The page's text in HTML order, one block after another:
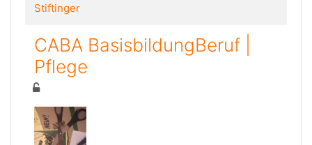
Stiftinger
CABA BasisbildungBeruf |
Pflege